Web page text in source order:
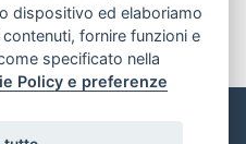
dispositivo ed elaboriamo
fornire funzioni e
specificato nella
Policy e preferenze